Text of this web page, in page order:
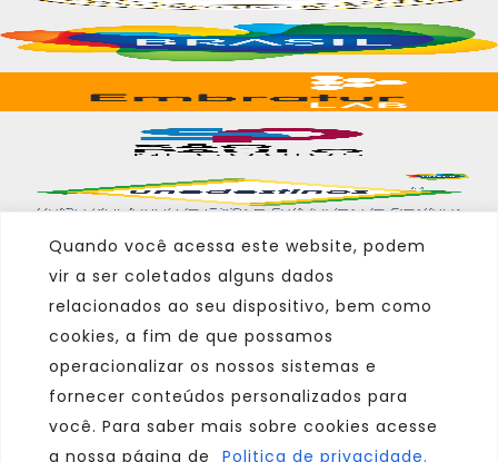
Quando você acessa este website, podem
vir a ser coletados alguns dados
relacionados ao seu dispositivo, bem como
cookies, a fim de que possamos
operacionalizar os nossos sistemas e
fornecer conteúdos personalizados para
você. Para saber mais sobre cookies acesse
a nossa página de
Politica de privacidade.
Marca
Parceiro